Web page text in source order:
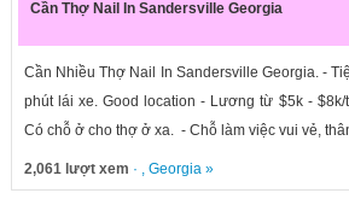
Cần Thợ Nail In Sandersville Georgia
Cần Nhiều Thợ Nail In Sandersville Georgia. -
phút lái xe. Good location - Lương từ $5k -
Có chỗ ở cho thợ ở xa. - Chỗ làm việc vui vẻ,
2,061 lượt xem · , Georgia»